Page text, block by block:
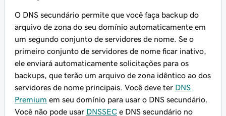
O DNS secundário permite que você faça backup do
arquivo de zona do seu domínio automaticamente em
um segundo conjunto de servidores de nome. Se o
primeiro conjunto de servidores de nome ficar inativo,
ele enviará automaticamente solicitações para os
backups, que terão um arquivo de zona idêntico ao dos
servidores de nome principais. Você deve ter DNS
Premium em seu domínio para usar o DNS secundário.
Você não pode usar DNSSEC e DNS secundário no